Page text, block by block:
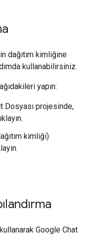
dağıtım kimliğine
kullanabilirsiniz.
yapın:
Dosyası projesinde,
kimliği)
Google Chat